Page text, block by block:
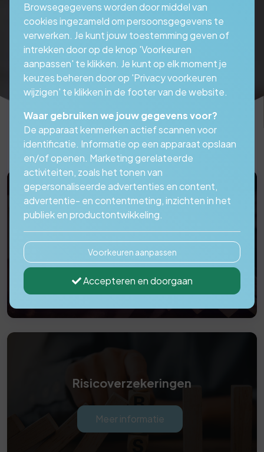
Levensverzekeringen
Meer informatie
Risicoverzekeringen
Meer informatie
Browsegegevens worden door middel van
cookies ingezameld om persoonsgegevens te
verwerken. Je kunt jouw toestemming geven of
intrekken door op de knop 'Voorkeuren
aanpassen' te klikken. Je kunt op elk moment je
keuzes beheren door op 'Privacy voorkeuren
wijzigen' te klikken in de footer van de website.
Waar gebruiken we jouw gegevens voor?
De apparaat kenmerken actief scannen voor
identificatie. Informatie op een apparaat opslaan
en/of openen. Marketing gerelateerde
activiteiten, zoals het tonen van
gepersonaliseerde advertenties en content,
advertentie- en contentmeting, inzichten in het
publiek en productontwikkeling.
Voorkeuren aanpassen
Accepteren en doorgaan